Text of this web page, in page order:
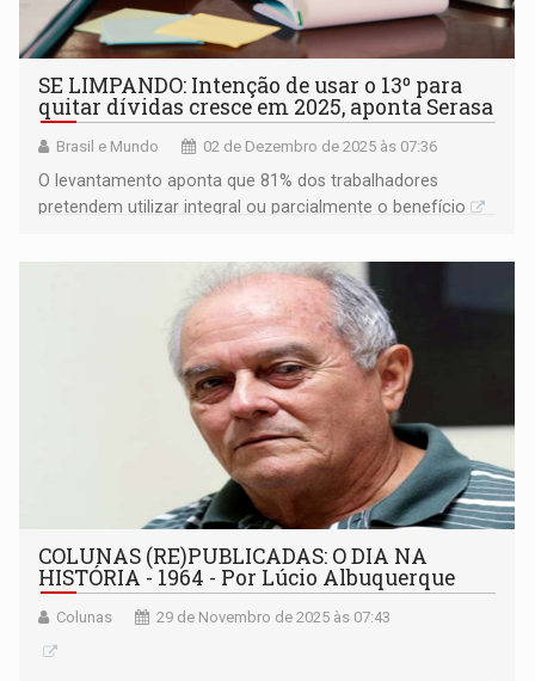
SE LIMPANDO: Intenção de usar o 13º para
quitar dívidas cresce em 2025, aponta Serasa
Brasil e Mundo 02 de Dezembro de 2025 às 07:36
O levantamento aponta que 81% dos trabalhadores
pretendem utilizar integral ou parcialmente o benefício
COLUNAS (RE)PUBLICADAS: O DIA NA
HISTÓRIA - 1964 - Por Lúcio Albuquerque
Colunas 29 de Novembro de 2025 às 07:43